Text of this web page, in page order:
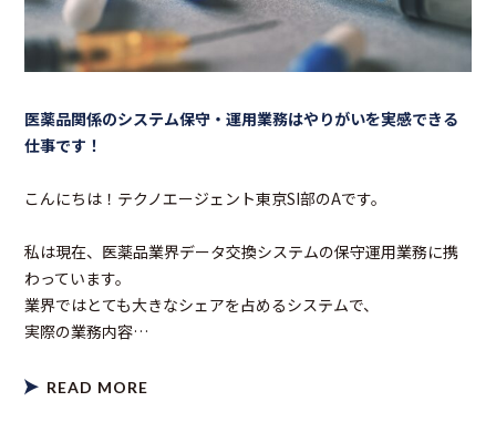
医薬品関係のシステム保守・運用業務はやりがいを実感できる
仕事です！
こんにちは！テクノエージェント東京SI部のAです。
私は現在、医薬品業界データ交換システムの保守運用業務に携
わっています。
業界ではとても大きなシェアを占めるシステムで、
実際の業務内容…
READ MORE